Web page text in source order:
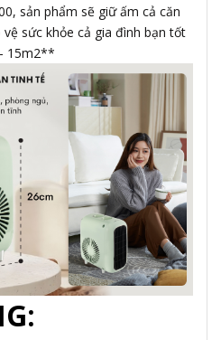
sản phẩm sẽ giữ ấm cả căn
sức khỏe cả gia đình bạn tốt
15m2**